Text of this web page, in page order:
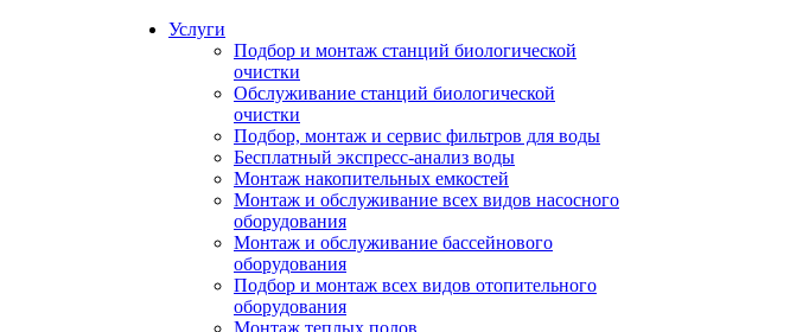
Услуги
Подбор и монтаж станций биологической
очистки
Обслуживание станций биологической
очистки
Подбор, монтаж и сервис фильтров для воды
Бесплатный экспресс-анализ воды
Монтаж накопительных емкостей
Монтаж и обслуживание всех видов насосного
оборудования
Монтаж и обслуживание бассейнового
оборудования
Подбор и монтаж всех видов отопительного
оборудования
Монтаж теплых полов